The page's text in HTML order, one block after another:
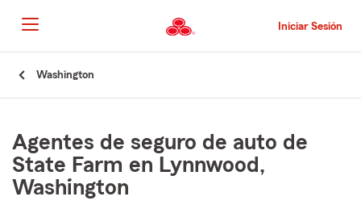
al
contenido
principal
Iniciar Sesión
Washington
Agentes de seguro de auto de
State Farm en Lynnwood,
Washington